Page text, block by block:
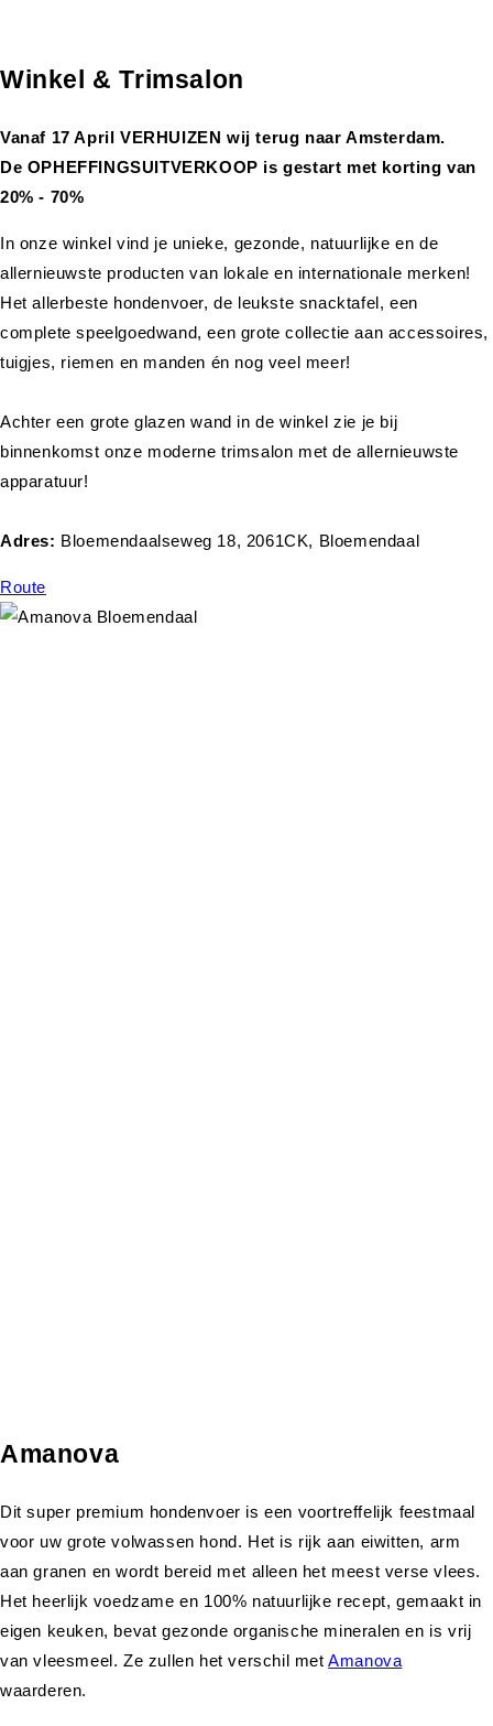
Winkel & Trimsalon
Vanaf 17 April VERHUIZEN wij terug naar Amsterdam.
De OPHEFFINGSUITVERKOOP is gestart met korting van
20% - 70%
In onze winkel vind je unieke, gezonde, natuurlijke en de
allernieuwste producten van lokale en internationale merken!
Het allerbeste hondenvoer, de leukste snacktafel, een
complete speelgoedwand, een grote collectie aan accessoires,
tuigjes, riemen en manden én nog veel meer!
Achter een grote glazen wand in de winkel zie je bij
binnenkomst onze moderne trimsalon met de allernieuwste
apparatuur!
Adres: Bloemendaalseweg 18, 2061CK, Bloemendaal
Route
Amanova
Dit super premium hondenvoer is een voortreffelijk feestmaal
voor uw grote volwassen hond. Het is rijk aan eiwitten, arm
aan granen en wordt bereid met alleen het meest verse vlees.
Het heerlijk voedzame en 100% natuurlijke recept, gemaakt in
eigen keuken, bevat gezonde organische mineralen en is vrij
van vleesmeel. Ze zullen het verschil metAmanova
waarderen.